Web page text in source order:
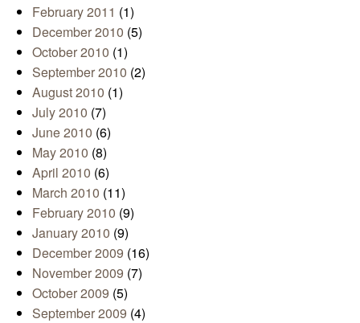
February 2011 (1)
December 2010 (5)
October 2010 (1)
September 2010 (2)
August 2010 (1)
July 2010 (7)
June 2010 (6)
May 2010 (8)
April 2010 (6)
March 2010 (11)
February 2010 (9)
January 2010 (9)
December 2009 (16)
November 2009 (7)
October 2009 (5)
September 2009 (4)